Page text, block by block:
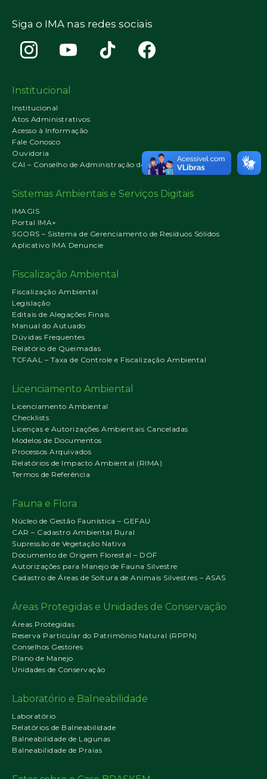
Siga o IMA nas redes sociais
Institucional
Institucional
Atos Administrativos
Acesso à Informação
Fale Conosco
Ouvidoria
CAI – Conselho de Administração do IMA
Sistemas Ambientais e Serviços Digitais
IMAGIS
Portal IMA+
SGORS – Sistema de Gerenciamento de Resíduos Sólidos
Aplicativo IMA Denuncie
Fiscalização Ambiental
Fiscalização Ambiental
Legislação
Editais de Alegações Finais
Manual do Autuado
Dúvidas Frequentes
Relatório de Queimadas
TCFAAL – Taxa de Controle e Fiscalização Ambiental
Licenciamento Ambiental
Licenciamento Ambiental
Checklists
Licenças e Autorizações Ambientais Canceladas
Modelos de Documentos
Processos Arquivados
Relatórios de Impacto Ambiental (RIMA)
Termos de Referência
Fauna e Flora
Núcleo de Gestão Faunística – GEFAU
CAR – Cadastro Ambiental Rural
Supressão de Vegetação Nativa
Documento de Origem Florestal – DOF
Autorizações para Manejo de Fauna Silvestre
Cadastro de Áreas de Soltura de Animais Silvestres – ASAS
Áreas Protegidas e Unidades de Conservação
Áreas Protegidas
Reserva Particular do Patrimônio Natural (RPPN)
Conselhos Gestores
Plano de Manejo
Unidades de Conservação
Laboratório e Balneabilidade
Laboratório
Relatórios de Balneabilidade
Balneabilidade de Lagunas
Balneabilidade de Praias